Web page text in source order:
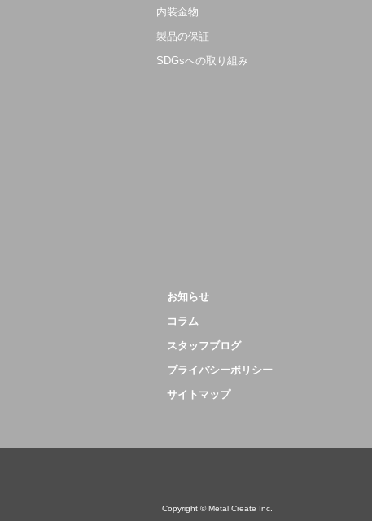
内装金物
製品の保証
SDGsへの取り組み
お知らせ
コラム
スタッフブログ
プライバシーポリシー
サイトマップ
Copyright © Metal Create Inc.